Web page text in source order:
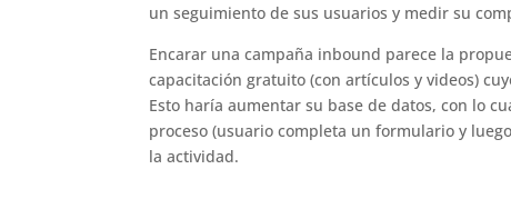
un seguimiento de sus usuarios y medir su
Encarar una campaña inbound parece la
capacitación gratuito (con artículos y videos)
Esto haría aumentar su base de datos, con lo
proceso (usuario completa un formulario y
la actividad.